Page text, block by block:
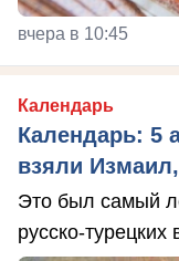
вчера в 10:45
Календарь
Календарь: 5
взяли
Это был самый
русско-турецких